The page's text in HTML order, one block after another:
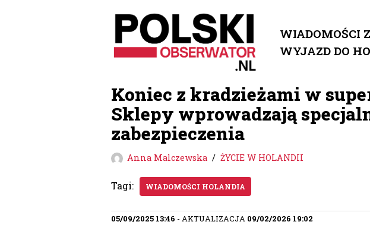
Przejdź
do
WIADOMOŚCI
WYJAZD DO
Koniec z kradzieżami w
Sklepy wprowadzają
zabezpieczenia
Anna Malczewska ŻYCIE W HOLANDII
Tagi: WIADOMOŚCI HOLANDIA
05/09/2025 13:46 - AKTUALIZACJA 09/02/2026 19:02